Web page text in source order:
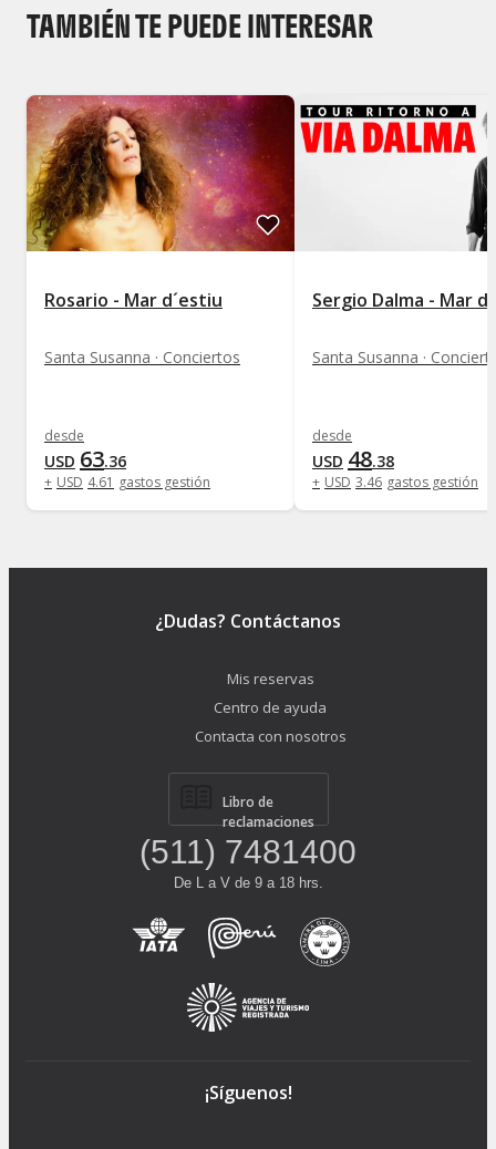
TAMBIÉN TE PUEDE INTERESAR
Rosario - Mar d´estiu
Santa Susanna · Conciertos
desde
USD 63.36
+ USD 4.61 gastos gestión
Sergio Dalma - Mar
Santa Susanna ·
desde
USD 48.38
+ USD 3.46 gastos gestión
¿Dudas? Contáctanos
Mis reservas
Centro de ayuda
Contacta con nosotros
Libro de
reclamaciones
(511) 7481400
De L a V de 9 a 18 hrs.
¡Síguenos!